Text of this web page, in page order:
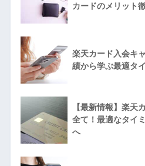
カードのメリット
楽天カード入会キ
績から学ぶ最適タ
【最新情報】楽天
全て！最適なタイ
へ